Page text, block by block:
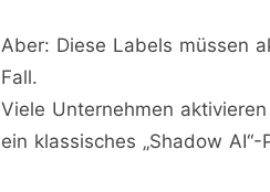
Aber: Diese Labels müssen
Fall.
Viele Unternehmen
ein klassisches „Shadow AI“-